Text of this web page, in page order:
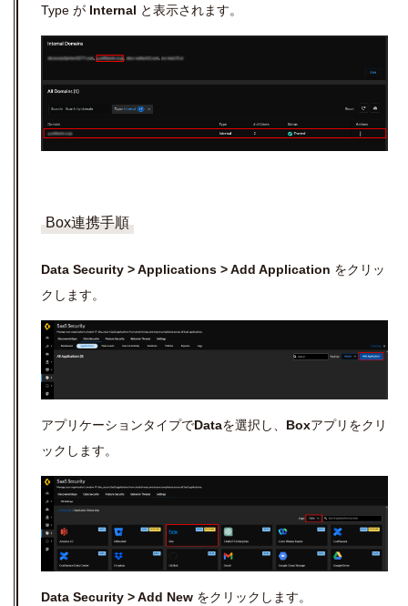
Type が Internal と表示されます。
Box連携手順
Data Security > Applications > Add Application をクリッ
クします。
アプリケーションタイプでDataを選択し、 Boxアプリをクリ
ックします。
Data Security > Add New をクリックします。